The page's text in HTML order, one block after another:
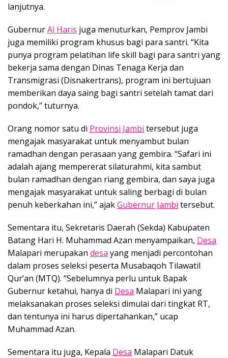
lanjutnya.
GubernurAl Haris juga menuturkan, Pemprov Jambi
juga memiliki program khusus bagi para santri. “Kita
punya program pelatihan life skill bagi para santri yang
bekerja sama dengan Dinas Tenaga Kerja dan
Transmigrasi (Disnakertrans), program ini bertujuan
memberikan daya saing bagi santri setelah tamat dari
pondok,” tuturnya.
Orang nomor satu di Provinsi Jambi tersebut juga
mengajak masyarakat untuk menyambut bulan
ramadhan dengan perasaan yang gembira. “Safari ini
adalah ajang mempererat silaturahmi, kita sambut
bulan ramadhan dengan riang gembira, dan saya juga
mengajak masyarakat untuk saling berbagi di bulan
penuh keberkahan ini,” ajakGubernur Jambi tersebut.
Sementara itu, Sekretaris Daerah (Sekda) Kabupaten
Batang Hari H. Muhammad Azan menyampaikan, Desa
Malapari merupakan desa yang menjadi percontohan
dalam proses seleksi peserta Musabaqoh Tilawatil
Qur’an (MTQ). “Sebelumnya perlu untuk Bapak
Gubernur ketahui, hanya di Desa Malapari ini yang
melaksanakan proses seleksi dimulai dari tingkat RT,
dan tentunya ini harus dipertahankan,” ucap
Muhammad Azan.
Sementara itu juga, Kepala Desa Malapari Datuk